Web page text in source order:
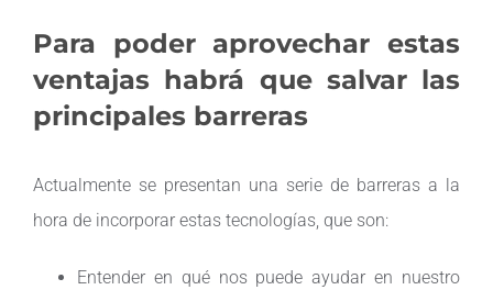
Para poder aprovechar estas
ventajas habrá que salvar las
principales barreras
Actualmente se presentan una serie de barreras a la
hora de incorporar estas tecnologías, que son:
Entender en qué nos puede ayudar en nuestro